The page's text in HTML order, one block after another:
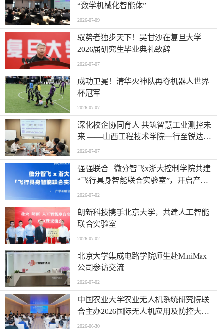
“数学机械化智能体”
2026-07-09
驭势者独步天下！吴甘沙在复旦大学
2026届研究生毕业典礼致辞
2026-07-07
成功卫冕！清华火神队再夺机器人世界
杯冠军
2026-07-07
深化校企协同育人 共筑智慧工业测控未
来 ——山西工程技术学院一行至锐达工
业集团参观调研
2026-07-07
强强联合 | 微分智飞x浙大控制学院共建
“飞行具身智能联合实验室”，开启产学
研深度融合新篇章
2026-07-02
朗新科技携手北京大学，共建人工智能
联合实验室
2026-07-02
北京大学集成电路学院师生赴MiniMax
公司参访交流
2026-07-02
中国农业大学农业无人机系统研究院联
合主办2026国际无人机应用及防控大会
第六届农业无人机应用交流会
2026-06-30